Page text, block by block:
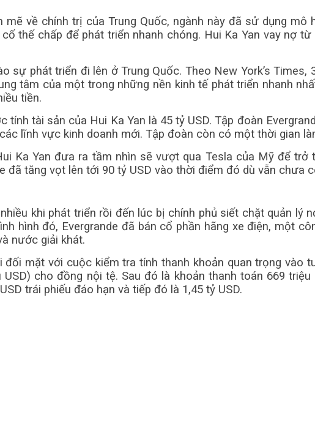
về chính trị của Trung Quốc, ngành này đã sử dụng mô
thế chấp để phát triển nhanh chóng. Hui Ka Yan vay nợ
sự phát triển đi lên ở Trung Quốc. Theo New York’s
tâm của một trong những nền kinh tế phát triển nhanh
tiền.
tài sản của Hui Ka Yan là 45 tỷ USD. Tập đoàn
lĩnh vực kinh doanh mới. Tập đoàn còn có một thời gian
Ka Yan đưa ra tầm nhìn sẽ vượt qua Tesla của Mỹ để
đã tăng vọt lên tới 90 tỷ USD vào thời điểm đó dù vẫn chưa
khi phát triển rồi đến lúc bị chính phủ siết chặt quản lý
hình đó, Evergrande đã bán cổ phần hãng xe điện, một
nước giải khát.
mặt với cuộc kiểm tra tính thanh khoản quan trọng vào
cho đồng nội tệ. Sau đó là khoản thanh toán 669
trái phiếu đáo hạn và tiếp đó là 1,45 tỷ USD.